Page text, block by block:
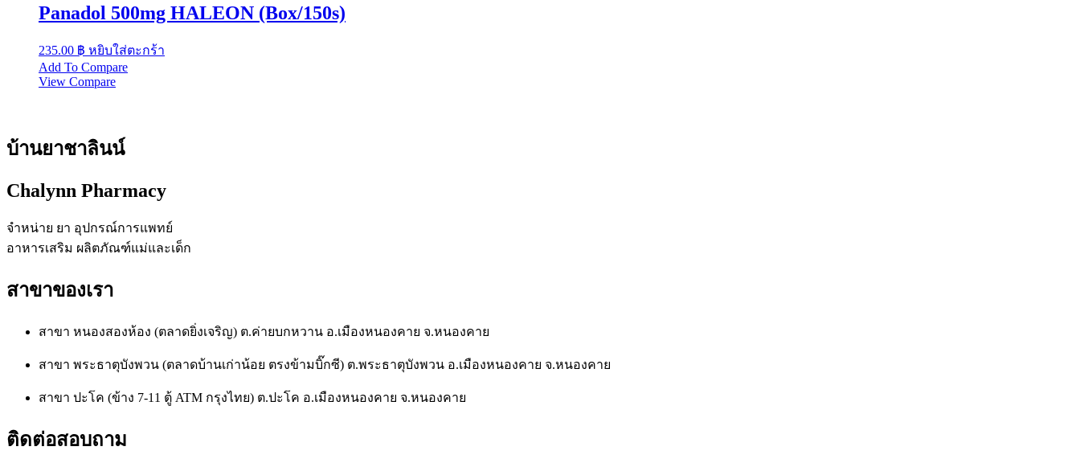
Panadol 500mg HALEON (Box/150s)
235.00 ฿ หยิบใส่ตะกร้า
Add To Compare
View Compare
บ้านยาชาลินน์
Chalynn Pharmacy
จำหน่าย ยา อุปกรณ์การแพทย์
อาหารเสริม ผลิตภัณฑ์แม่และเด็ก
สาขาของเรา
สาขา หนองสองห้อง (ตลาดยิ่งเจริญ) ต.ค่ายบกหวาน อ.เมืองหนองคาย จ.หนองคาย
สาขา พระธาตุบังพวน (ตลาดบ้านเก่าน้อย ตรงข้ามบิ๊กซี) ต.พระธาตุบังพวน อ.เมืองหนองคาย จ.หนองคาย
สาขา ปะโค (ข้าง 7-11 ตู้ ATM กรุงไทย) ต.ปะโค อ.เมืองหนองคาย จ.หนองคาย
ติดต่อสอบถาม